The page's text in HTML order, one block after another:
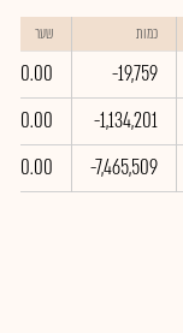
כמות שער
-19,759
0.00
-1,134,201
0.00
-7,465,509
0.00